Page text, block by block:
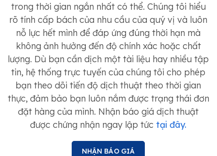
trong thời gian ngắn nhất có thể. Chúng tôi hiểu
rõ tính cấp bách của nhu cầu của quý vị và luôn
nỗ lực hết mình để đáp ứng đúng thời hạn mà
không ảnh hưởng đến độ chính xác hoặc chất
lượng. Dù bạn cần dịch một tài liệu hay nhiều tập
tin, hệ thống trực tuyến của chúng tôi cho phép
bạn theo dõi tiến độ dịch thuật theo thời gian
thực, đảm bảo bạn luôn nắm được trạng thái đơn
đặt hàng của mình. Nhận báo giá dịch thuật
được chứng nhận ngay lập tức tại đây.
NHẬN BÁO GIÁ